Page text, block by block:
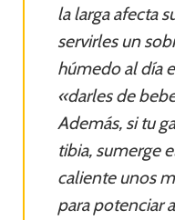
la larga afecta
servirles un
húmedo al día
«darles de
Además, si tu
tibia, sumerge
caliente unos
para potenciar